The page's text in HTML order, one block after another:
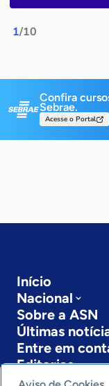
1/10
Confira
Sebrae.
Acesse o Portal
Início
Nacional
Sobre a ASN
Últimas
Entre em
Editorias